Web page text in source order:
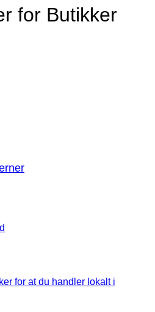
for Butikker